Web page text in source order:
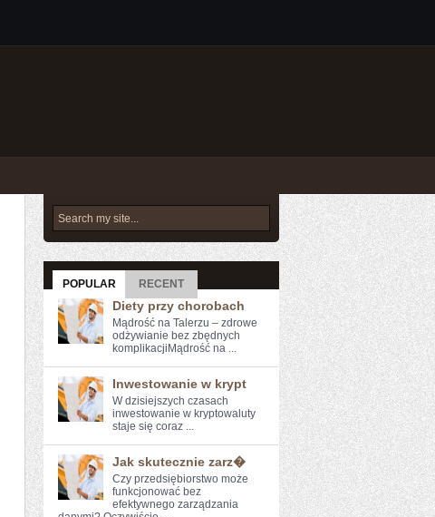
POPULAR RECENT
Diety przy chorobach
Mądrość na Talerzu – zdrowe
odżywianie bez zbędnych
komplikacjiMądrość na ...
Inwestowanie w krypt
W ⁤dzisiejszych czasach
⁢inwestowanie w kryptowaluty
staje się coraz ...
Jak skutecznie zarz�
Czy przedsiębiorstwo może
‌funkcjonować bez
⁢efektywnego⁤ zarządzania